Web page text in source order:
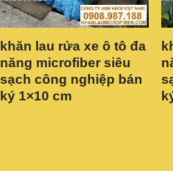
khăn lau rửa xe ô tô đa
năng microfiber siêu
sạch công nghiệp bán
ký 1×10 cm